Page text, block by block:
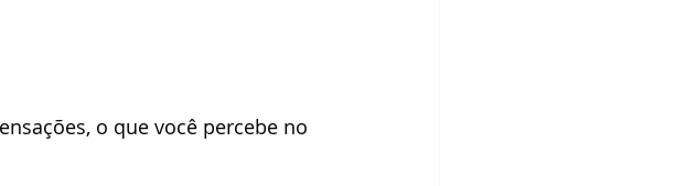
o que você percebe no